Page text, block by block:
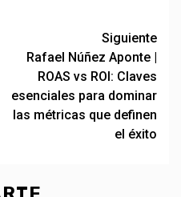
Siguiente
Rafael Núñez Aponte |
ROAS vs ROI: Claves
esenciales para dominar
las métricas que definen
el éxito